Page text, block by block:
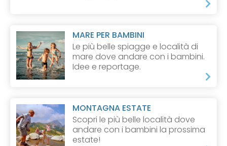
MARE PER BAMBINI
Le più belle spiagge e località di
mare dove andare con i bambini.
Idee e reportage.
MONTAGNA ESTATE
Scopri le più belle località dove
andare con i bambini la prossima
estate!